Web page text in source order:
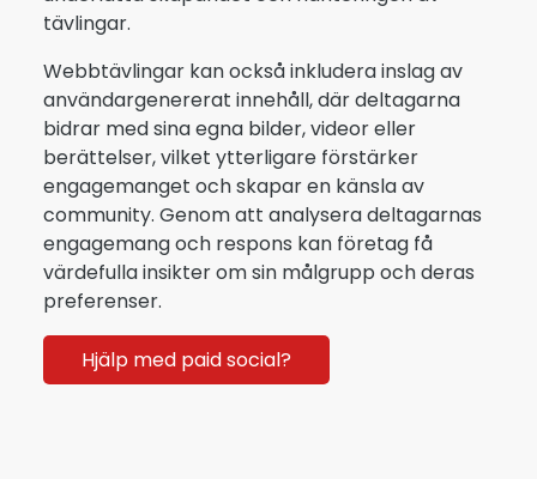
tävlingar.
Webbtävlingar kan också inkludera inslag av
användargenererat innehåll, där deltagarna
bidrar med sina egna bilder, videor eller
berättelser, vilket ytterligare förstärker
engagemanget och skapar en känsla av
community. Genom att analysera deltagarnas
engagemang och respons kan företag få
värdefulla insikter om sin målgrupp och deras
preferenser.
Hjälp med paid social?